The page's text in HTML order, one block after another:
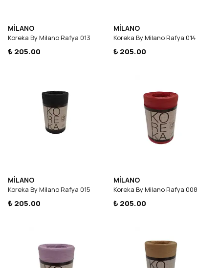
MİLANO
Koreka By Milano Rafya 013
₺ 205.00
MİLANO
Koreka By Milano Rafya 014
₺ 205.00
MİLANO
Koreka By Milano Rafya 015
₺ 205.00
MİLANO
Koreka By Milano Rafya 008
₺ 205.00